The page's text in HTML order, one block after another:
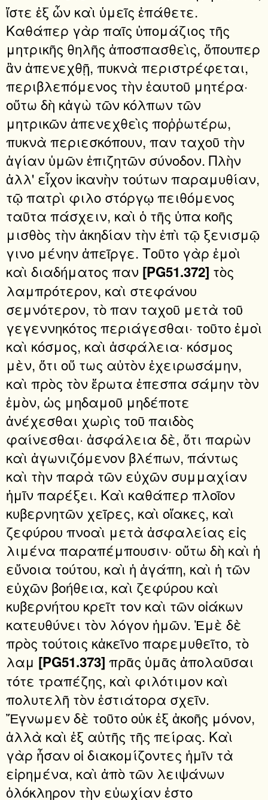
ἴστε ἐξ ὧν καὶ ὑμεῖς ἐπάθετε.
Καθάπερ γὰρ παῖς ὑπομάζιος τῆς
μητρικῆς θηλῆς ἀποσπασθεὶς, ὅπουπερ
ἂν ἀπενεχθῇ, πυκνὰ περιστρέφεται,
περιβλεπόμενος τὴν ἑαυτοῦ μητέρα·
οὕτω δὴ κἀγὼ τῶν κόλπων τῶν
μητρικῶν ἀπενεχθεὶς ποῤῥωτέρω,
πυκνὰ περιεσκόπουν, παν ταχοῦ τὴν
ἁγίαν ὑμῶν ἐπιζητῶν σύνοδον. Πλὴν
ἀλλ' εἶχον ἱκανὴν τούτων παραμυθίαν,
τῷ πατρὶ φιλο στόργῳ πειθόμενος
ταῦτα πάσχειν, καὶ ὁ τῆς ὑπα κοῆς
μισθὸς τὴν ἀκηδίαν τὴν ἐπὶ τῷ ξενισμῷ
γινο μένην ἀπεῖργε. Τοῦτο γὰρ ἐμοὶ
καὶ διαδήματος παν [PG51.372] τὸς
λαμπρότερον, καὶ στεφάνου
σεμνότερον, τὸ παν ταχοῦ μετὰ τοῦ
γεγεννηκότος περιάγεσθαι· τοῦτο ἐμοὶ
καὶ κόσμος, καὶ ἀσφάλεια· κόσμος
μὲν, ὅτι οὕ τως αὐτὸν ἐχειρωσάμην,
καὶ πρὸς τὸν ἔρωτα ἐπεσπα σάμην τὸν
ἐμὸν, ὡς μηδαμοῦ μηδέποτε
ἀνέχεσθαι χωρὶς τοῦ παιδὸς
φαίνεσθαι· ἀσφάλεια δὲ, ὅτι παρὼν
καὶ ἀγωνιζόμενον βλέπων, πάντως
καὶ τὴν παρὰ τῶν εὐχῶν συμμαχίαν
ἡμῖν παρέξει. Καὶ καθάπερ πλοῖον
κυβερνητῶν χεῖρες, καὶ οἴακες, καὶ
ζεφύρου πνοαὶ μετὰ ἀσφαλείας εἰς
λιμένα παραπέμπουσιν· οὕτω δὴ καὶ ἡ
εὔνοια τούτου, καὶ ἡ ἀγάπη, καὶ ἡ τῶν
εὐχῶν βοήθεια, καὶ ζεφύρου καὶ
κυβερνήτου κρεῖτ τον καὶ τῶν οἰάκων
κατευθύνει τὸν λόγον ἡμῶν. Ἐμὲ δὲ
πρὸς τούτοις κἀκεῖνο παρεμυθεῖτο, τὸ
λαμ [PG51.373] πρᾶς ὑμᾶς ἀπολαῦσαι
τότε τραπέζης, καὶ φιλότιμον καὶ
πολυτελῆ τὸν ἑστιάτορα σχεῖν.
Ἔγνωμεν δὲ τοῦτο οὐκ ἐξ ἀκοῆς μόνον,
ἀλλὰ καὶ ἐξ αὐτῆς τῆς πείρας. Καὶ
γὰρ ἦσαν οἱ διακομίζοντες ἡμῖν τὰ
εἰρημένα, καὶ ἀπὸ τῶν λειψάνων
ὁλόκληρον τὴν εὐωχίαν ἐστο